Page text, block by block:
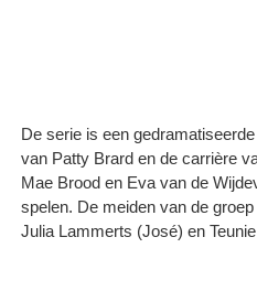
De serie is een
van Patty Brard en de carrière
Mae Brood en Eva van de
spelen. De meiden van de
Julia Lammerts (José) en